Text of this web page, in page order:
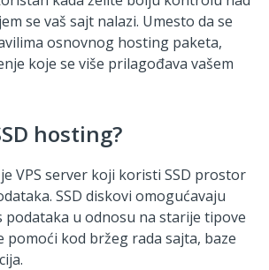
se vaš sajt nalazi. Umesto da se
osnovnog hosting paketa,
koje se više prilagođava vašem
hosting?
je VPS server koji koristi SSD prostor
SSD diskovi omogućavaju
podataka u odnosu na starije tipove
pomoći kod bržeg rada sajta, baze